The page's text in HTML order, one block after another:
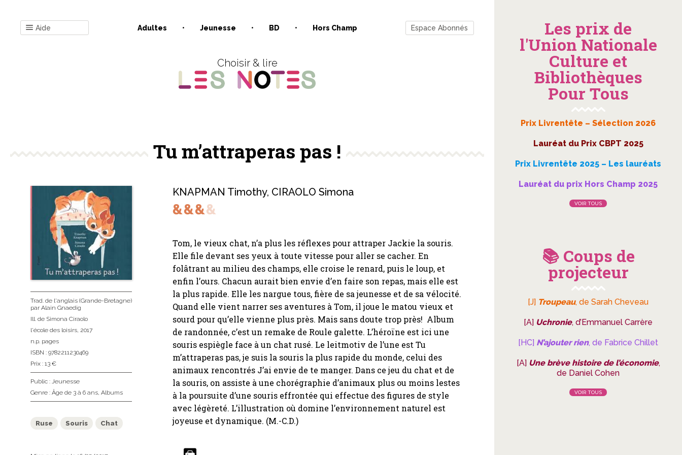
Aide Adultes Jeunesse BD Hors Champ Espace Abonnés
Choisir & lire
Tu m’attraperas pas !
KNAPMAN Timothy, CIRAOLO Simona
Tom, le vieux chat, n’a plus les réflexes pour attraper Jackie la souris.
Elle file devant ses yeux à toute vitesse pour aller se cacher. En
folâtrant au milieu des champs, elle croise le renard, puis le loup, et
enfin l’ours. Chacun aurait bien envie d’en faire son repas, mais elle est
la plus rapide. Elle les nargue tous, fière de sa jeunesse et de sa vélocité.
Quand elle vient narrer ses aventures à Tom, il joue le matou vieux et
sourd pour qu’elle vienne plus près. Mais sans doute trop près! Album
de randonnée, c’est un remake de Roule galette. L’héroïne est ici une
souris espiègle face à un chat rusé. Le leitmotiv de l’une est Tu
m’attraperas pas, je suis la souris la plus rapide du monde, celui des
animaux rencontrés J’ai envie de te manger. Dans ce jeu du chat et de
la souris, on assiste à une chorégraphie d’animaux plus ou moins lestes
à la poursuite d’une souris effrontée qui effectue des figures de style
avec légèreté. L’illustration où domine l’environnement naturel est
joyeuse et dynamique. (M.-C.D.)
Trad. de l'anglais (Grande-Bretagne)
par Alain Gnaedig
Ill. de Simona Ciraolo
l'école des loisirs, 2017
n.p. pages
ISBN : 9782211230469
Prix : 13 €
Public : Jeunesse
Genre : Âge de 3 à 6 ans, Albums
Ruse Souris Chat
Les prix de
l'Union Nationale
Culture et
Bibliothèques
Pour Tous
Prix Livrentête – Sélection 2026
Lauréat du Prix CBPT 2025
Prix Livrentête 2025 – Les lauréats
Lauréat du prix Hors Champ 2025
VOIR TOUS
📚 Coups de
projecteur
[J] Troupeau, de Sarah Cheveau
[A] Uchronie, d’Emmanuel Carrère
[HC] N’ajouter rien, de Fabrice Chillet
[A] Une brève histoire de l’économie,
de Daniel Cohen
VOIR TOUS